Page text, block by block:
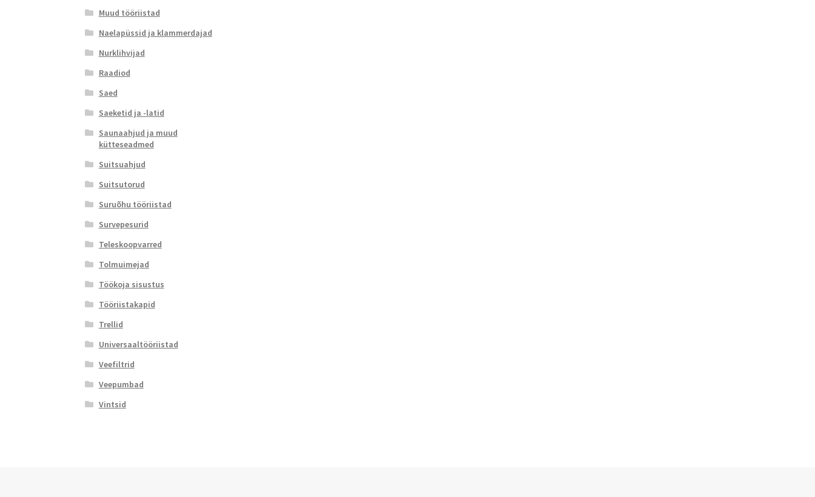
Muud tööriistad
Naelapüssid ja klammerdajad
Nurklihvijad
Raadiod
Saed
Saeketid ja -latid
Saunaahjud ja muud
kütteseadmed
Suitsuahjud
Suitsutorud
Suruõhu tööriistad
Survepesurid
Teleskoopvarred
Tolmuimejad
Töökoja sisustus
Tööriistakapid
Trellid
Universaaltööriistad
Veefiltrid
Veepumbad
Vintsid